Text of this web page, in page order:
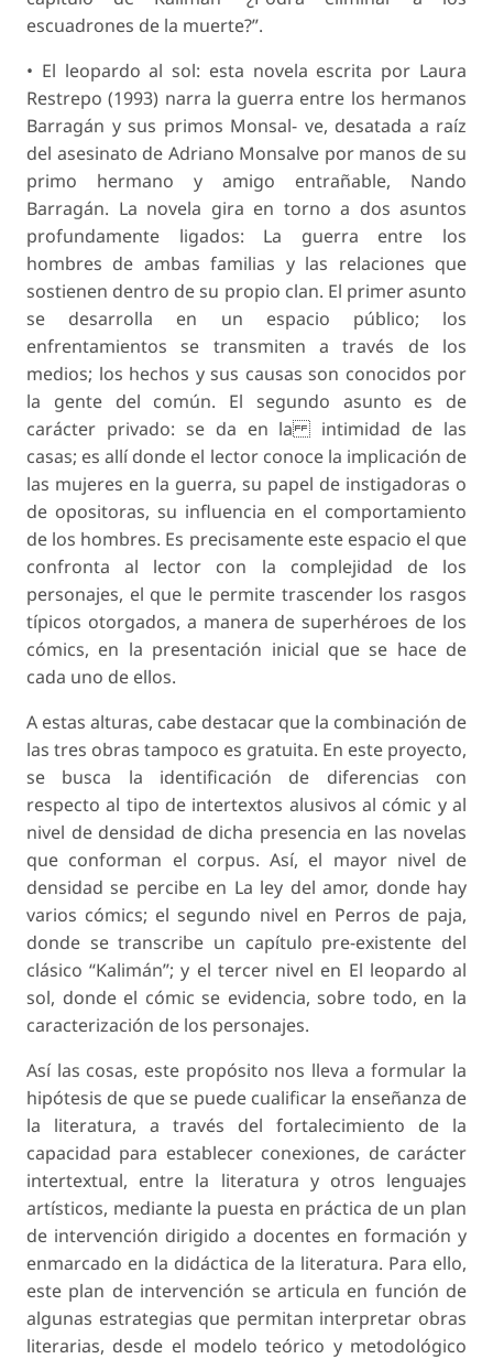
escuadrones de la muerte?”.
• El leopardo al sol: esta novela escrita por Laura
Restrepo (1993) narra la guerra entre los hermanos
Barragán y sus primos Monsal- ve, desatada a raíz
del asesinato de Adriano Monsalve por manos de su
primo hermano y amigo entrañable, Nando
Barragán. La novela gira en torno a dos asuntos
profundamente ligados: La guerra entre los
hombres de ambas familias y las relaciones que
sostienen dentro de su propio clan. El primer asunto
se desarrolla en un espacio público; los
enfrentamientos se transmiten a través de los
medios; los hechos y sus causas son conocidos por
la gente del común. El segundo asunto es de
carácter privado: se da en la intimidad de las
casas; es allí donde el lector conoce la implicación de
las mujeres en la guerra, su papel de instigadoras o
de opositoras, su influencia en el comportamiento
de los hombres. Es precisamente este espacio el que
confronta al lector con la complejidad de los
personajes, el que le permite trascender los rasgos
típicos otorgados, a manera de superhéroes de los
cómics, en la presentación inicial que se hace de
cada uno de ellos.
A estas alturas, cabe destacar que la combinación de
las tres obras tampoco es gratuita. En este proyecto,
se busca la identificación de diferencias con
respecto al tipo de intertextos alusivos al cómic y al
nivel de densidad de dicha presencia en las novelas
que conforman el corpus. Así, el mayor nivel de
densidad se percibe en La ley del amor, donde hay
varios cómics; el segundo nivel en Perros de paja,
donde se transcribe un capítulo pre-existente del
clásico “Kalimán”; y el tercer nivel en El leopardo al
sol, donde el cómic se evidencia, sobre todo, en la
caracterización de los personajes.
Así las cosas, este propósito nos lleva a formular la
hipótesis de que se puede cualificar la enseñanza de
la literatura, a través del fortalecimiento de la
capacidad para establecer conexiones, de carácter
intertextual, entre la literatura y otros lenguajes
artísticos, mediante la puesta en práctica de un plan
de intervención dirigido a docentes en formación y
enmarcado en la didáctica de la literatura. Para ello,
este plan de intervención se articula en función de
algunas estrategias que permitan interpretar obras
literarias, desde el modelo teórico y metodológico